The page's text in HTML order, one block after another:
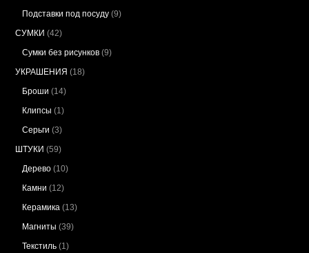
Подставки под посуду (9)
СУМКИ (42)
Сумки без рисунков (9)
УКРАШЕНИЯ (18)
Броши (14)
Клипсы (1)
Серьги (3)
ШТУКИ (59)
Дерево (10)
Камни (12)
Керамика (13)
Магниты (39)
Текстиль (1)